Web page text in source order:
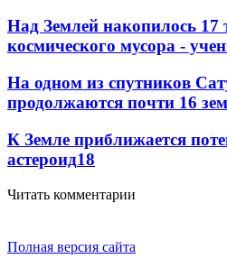
Над Землей накопилось 17
космического мусора -
На одном из спутников
продолжаются почти 16
К Земле приближается
астероид18
Читать комментарии
Полная версия сайта